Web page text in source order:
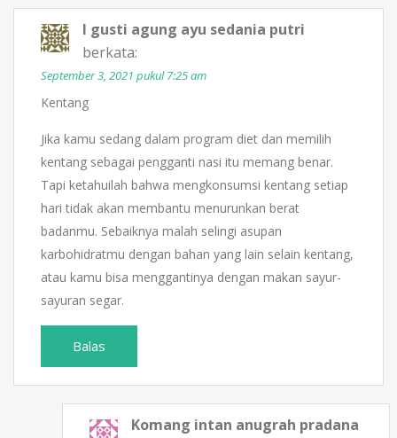
I gusti agung ayu sedania putri
berkata:
September 3, 2021 pukul 7:25 am
Kentang
Jika kamu sedang dalam program diet dan memilih
kentang sebagai pengganti nasi itu memang benar.
Tapi ketahuilah bahwa mengkonsumsi kentang setiap
hari tidak akan membantu menurunkan berat
badanmu. Sebaiknya malah selingi asupan
karbohidratmu dengan bahan yang lain selain kentang,
atau kamu bisa menggantinya dengan makan sayur-
sayuran segar.
Balas
Komang intan anugrah pradana